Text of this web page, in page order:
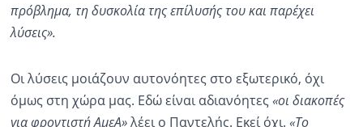
πρόβλημα, τη δυσκολία της επίλυσής του και παρέχει
λύσεις».
Οι λύσεις μοιάζουν αυτονόητες στο εξωτερικό, όχι
όμως στη χώρα μας. Εδώ είναι αδιανόητες «οι διακοπές
για φροντιστή ΑμεΑ»λέει ο Παντελής. Εκεί όχι. «Το